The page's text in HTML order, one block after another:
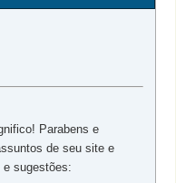
Parabens e
de seu site e
e sugestões: